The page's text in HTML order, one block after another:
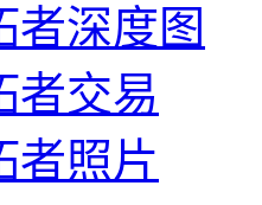
者深度图
者交易
者照片